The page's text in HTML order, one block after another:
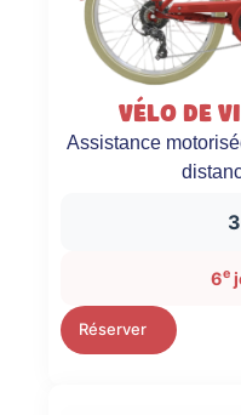
Vélo de
Assistance
6e
Réserver